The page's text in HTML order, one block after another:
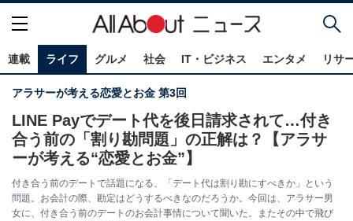
連載 ライフ グルメ 社会 IT・ビジネス エンタメ リサ
アラサーが考える恋愛とお金 第3回
LINE Payでデート代を後日請求されて…付き
合う前の「割り勘問題」の正解は？【アラサ
ーが考える“恋愛とお金”】
付き合う前のデートで話題になる、「デート代は割り勘にすべきか」という
問題。お会計の際、勘定はどうするべきなのだろうか。今回は、アラサー男
女に、付き合う前のデートのお会計事情について聞いた。またその中で飛び